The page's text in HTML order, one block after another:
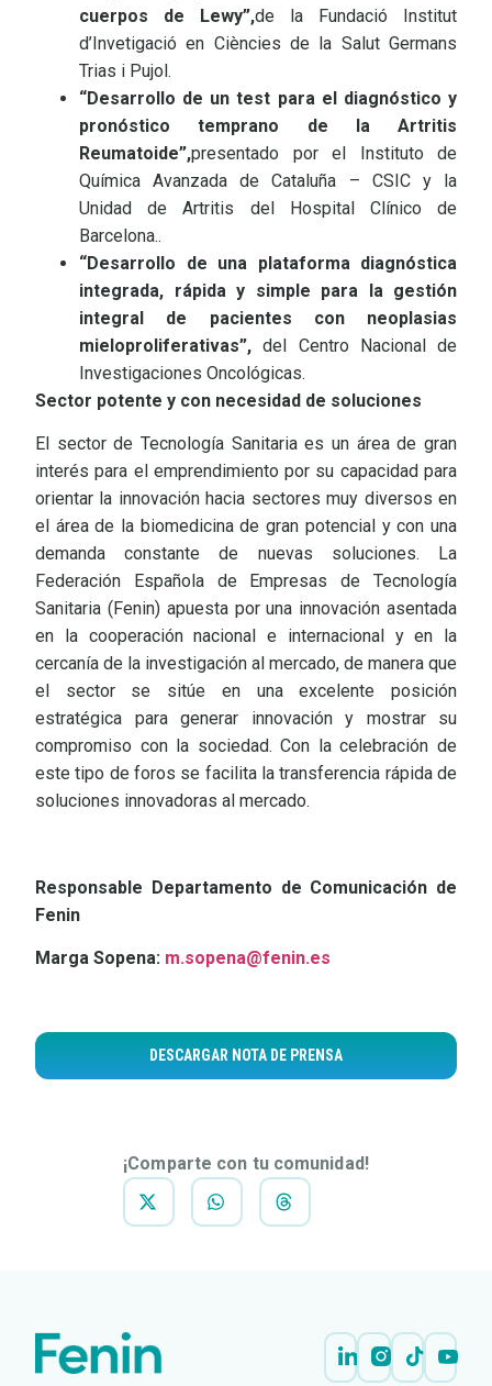
cuerpos de Lewy”,de la Fundació Institut
d’Invetigació en Ciències de la Salut Germans
Trias i Pujol.
“Desarrollo de un test para el diagnóstico y
pronóstico temprano de la Artritis
Reumatoide”,presentado por el Instituto de
Química Avanzada de Cataluña – CSIC y la
Unidad de Artritis del Hospital Clínico de
Barcelona..
“Desarrollo de una plataforma diagnóstica
integrada, rápida y simple para la gestión
integral de pacientes con neoplasias
mieloproliferativas”, del Centro Nacional de
Investigaciones Oncológicas.
Sector potente y con necesidad de soluciones
El sector de Tecnología Sanitaria es un área de gran
interés para el emprendimiento por su capacidad para
orientar la innovación hacia sectores muy diversos en
el área de la biomedicina de gran potencial y con una
demanda constante de nuevas soluciones. La
Federación Española de Empresas de Tecnología
Sanitaria (Fenin) apuesta por una innovación asentada
en la cooperación nacional e internacional y en la
cercanía de la investigación al mercado, de manera que
el sector se sitúe en una excelente posición
estratégica para generar innovación y mostrar su
compromiso con la sociedad. Con la celebración de
este tipo de foros se facilita la transferencia rápida de
soluciones innovadoras al mercado.
Responsable Departamento de Comunicación de
Fenin
Marga Sopena: m.sopena@fenin.es
DESCARGAR NOTA DE PRENSA
¡Comparte con tu comunidad!